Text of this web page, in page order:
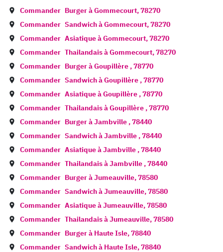
Commander Burger àGommecourt,78270
Commander Sandwich àGommecourt,78270
Commander Asiatique àGommecourt,78270
Commander Thailandais àGommecourt,78270
Commander Burger àGoupillère ,78770
Commander Sandwich àGoupillère ,78770
Commander Asiatique àGoupillère ,78770
Commander Thailandais àGoupillère ,78770
Commander Burger àJambville ,78440
Commander Sandwich àJambville ,78440
Commander Asiatique àJambville ,78440
Commander Thailandais àJambville ,78440
Commander Burger àJumeauville,78580
Commander Sandwich àJumeauville,78580
Commander Asiatique àJumeauville,78580
Commander Thailandais àJumeauville,78580
Commander Burger à Haute Isle,78840
Commander Sandwich à Haute Isle,78840